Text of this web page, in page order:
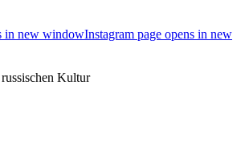
in new windowInstagram page opens in new
Kultur